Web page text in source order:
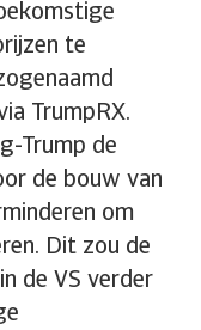
te
TrumpRX.
Trump de
de bouw van
om
Dit zou de
de VS verder